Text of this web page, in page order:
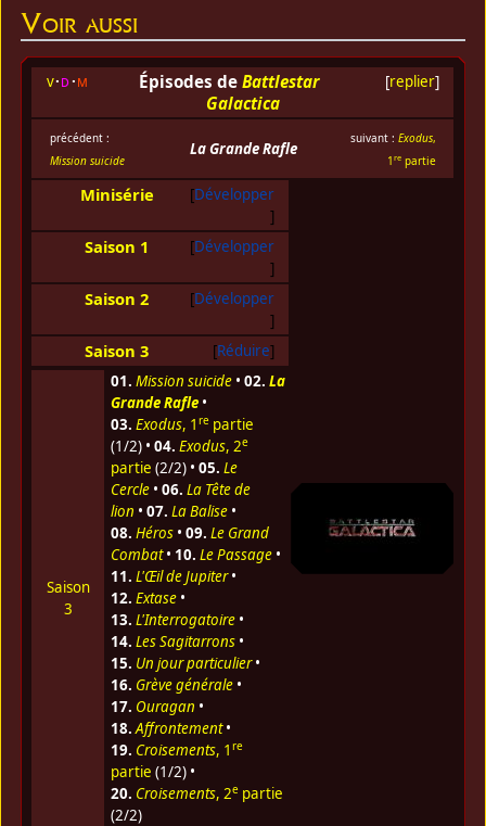
Voir aussi
[replier]
v d m Épisodes de Battlestar
Galactica
précédent :
Mission suicide
La Grande Rafle
suivant : Exodus,
1 repartie
Développer
Minisérie
Développer
Saison 1
Développer
Saison 2
Réduire
Saison 3
Saison
3
01. Mission suicide• 02. La
Grande Rafle•
03. Exodus, 1 repartie
(1/2) • 04. Exodus, 2e
partie (2/2) • 05. Le
Cercle• 06. La Tête de
lion • 07. La Balise•
08. Héros• 09. Le Grand
Combat• 10. Le Passage•
11. L'Œil de Jupiter•
12. Extase•
13. L'Interrogatoire•
14. Les Sagitarrons•
15. Un jour particulier•
16. Grève générale•
17. Ouragan •
18.Affrontement•
19. Croisements, 1 re
partie (1/2) •
20. Croisements, 2epartie
(2/2)